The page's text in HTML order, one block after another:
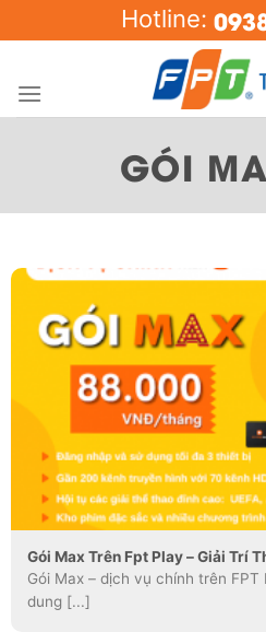
to
Hotline:
GÓI
Gói Max Trên Fpt Play – Giải Trí
Gói Max – dịch vụ chính trên
dung [...]